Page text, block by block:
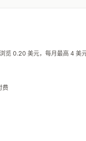
览 0.20 美元，每月最高 4 美
费